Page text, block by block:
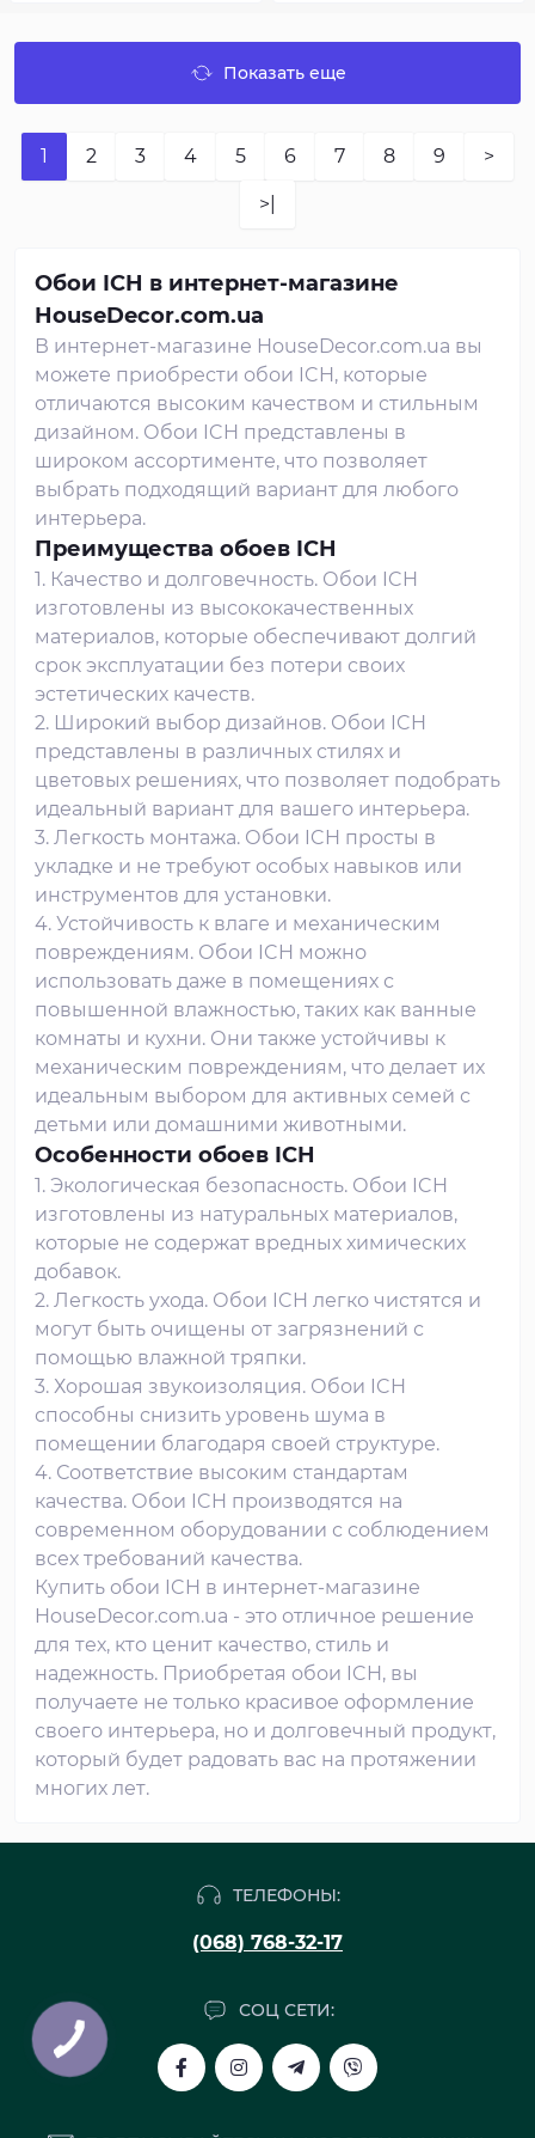
Показать еще
1 2 3 4 5 6 7 8 9 >
>|
Обои ICH в интернет-магазине
HouseDecor.com.ua
В интернет-магазине HouseDecor.com.ua вы
можете приобрести обои ICH, которые
отличаются высоким качеством и стильным
дизайном. Обои ICH представлены в
широком ассортименте, что позволяет
выбрать подходящий вариант для любого
интерьера.
Преимущества обоев ICH
1. Качество и долговечность. Обои ICH
изготовлены из высококачественных
материалов, которые обеспечивают долгий
срок эксплуатации без потери своих
эстетических качеств.
2. Широкий выбор дизайнов. Обои ICH
представлены в различных стилях и
цветовых решениях, что позволяет подобрать
идеальный вариант для вашего интерьера.
3. Легкость монтажа. Обои ICH просты в
укладке и не требуют особых навыков или
инструментов для установки.
4. Устойчивость к влаге и механическим
повреждениям. Обои ICH можно
использовать даже в помещениях с
повышенной влажностью, таких как ванные
комнаты и кухни. Они также устойчивы к
механическим повреждениям, что делает их
идеальным выбором для активных семей с
детьми или домашними животными.
Особенности обоев ICH
1. Экологическая безопасность. Обои ICH
изготовлены из натуральных материалов,
которые не содержат вредных химических
добавок.
2. Легкость ухода. Обои ICH легко чистятся и
могут быть очищены от загрязнений с
помощью влажной тряпки.
3. Хорошая звукоизоляция. Обои ICH
способны снизить уровень шума в
помещении благодаря своей структуре.
4. Соответствие высоким стандартам
качества. Обои ICH производятся на
современном оборудовании с соблюдением
всех требований качества.
Купить обои ICH в интернет-магазине
HouseDecor.com.ua - это отличное решение
для тех, кто ценит качество, стиль и
надежность. Приобретая обои ICH, вы
получаете не только красивое оформление
своего интерьера, но и долговечный продукт,
который будет радовать вас на протяжении
многих лет.
ТЕЛЕФОНЫ:
(068) 768-32-17
СОЦ СЕТИ: